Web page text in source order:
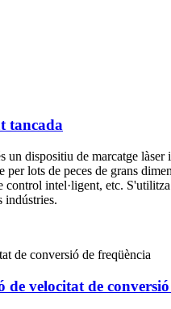
tancada
un dispositiu de marcatge
lots de peces de grans
intel·ligent, etc.
indústries.
velocitat de